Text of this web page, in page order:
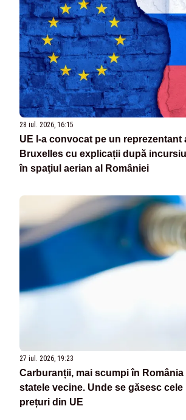
28 iul. 2026, 16:15
UE l-a convocat pe un reprezentant
Bruxelles cu explicații după
în spaţiul aerian al României
27 iul. 2026, 19:23
Carburanții, mai scumpi în România
statele vecine. Unde se găsesc cele
prețuri din UE